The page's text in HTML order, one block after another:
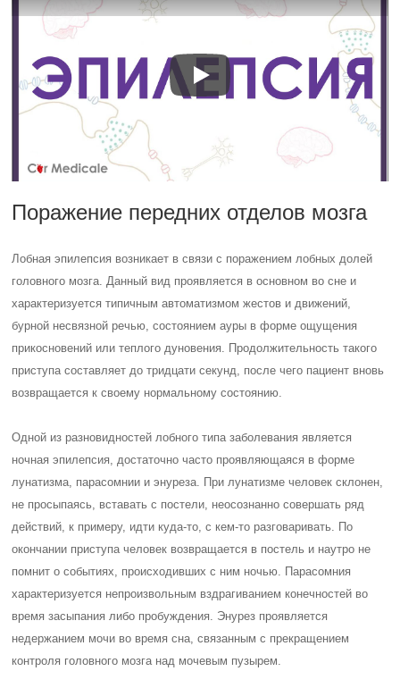
Поражение передних отделов мозга
Лобная эпилепсия возникает в связи с поражением лобных долей
головного мозга. Данный вид проявляется в основном во сне и
характеризуется типичным автоматизмом жестов и движений,
бурной несвязной речью, состоянием ауры в форме ощущения
прикосновений или теплого дуновения. Продолжительность такого
приступа составляет до тридцати секунд, после чего пациент вновь
возвращается к своему нормальному состоянию.
Одной из разновидностей лобного типа заболевания является
ночная эпилепсия, достаточно часто проявляющаяся в форме
лунатизма, парасомнии и энуреза. При лунатизме человек склонен,
не просыпаясь, вставать с постели, неосознанно совершать ряд
действий, к примеру, идти куда-то, с кем-то разговаривать. По
окончании приступа человек возвращается в постель и наутро не
помнит о событиях, происходивших с ним ночью. Парасомния
характеризуется непроизвольным вздрагиванием конечностей во
время засыпания либо пробуждения. Энурез проявляется
недержанием мочи во время сна, связанным с прекращением
контроля головного мозга над мочевым пузырем.